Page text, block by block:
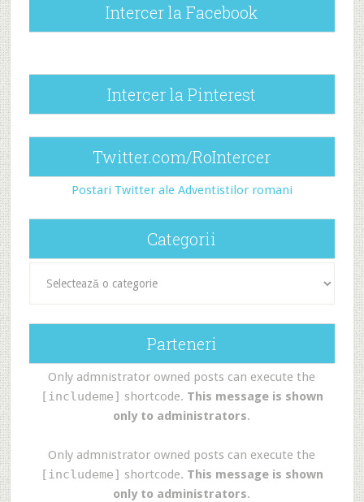
Intercer la Facebook
Intercer la Pinterest
Twitter.com/RoIntercer
Postari Twitter ale Adventistilor romani
Categorii
Parteneri
Only admnistrator owned posts can execute the
[includeme] shortcode. This message is shown
only to administrators.
Only admnistrator owned posts can execute the
[includeme] shortcode. This message is shown
only to administrators.